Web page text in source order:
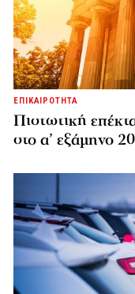
ΕΠΙΚΑΙΡΟΤΗΤΑ
Πιστωτική
στο α’ εξάμηνο